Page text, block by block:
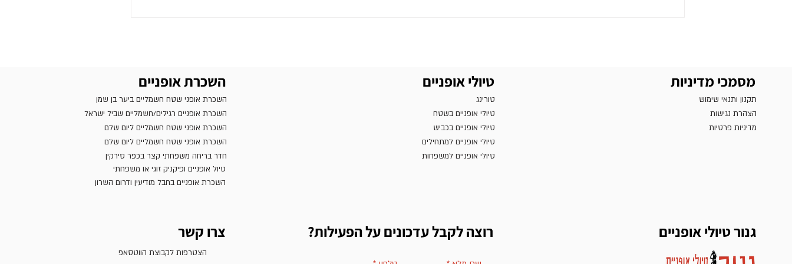
השכרת אופניים
השכרת אופני שטח חשמליים ביער בן שמן
השכרת אופניים רגילים/חשמליים שביל ישראל
השכרת אופני שטח חשמליים ליום שלם
השכרת אופני שטח חשמליים ליום שלם
חדר בריחה משפחתי קצר בכפר סירקין
טיול אופניים ופיקניק זוגי או משפחתי
השכרת אופניים בחבל מודיעין ודרום השרון
טיולי אופניים
טורינג
טיולי אופניים בשטח
טיולי אופניים בכביש
טיולי אופניים למתחילים
טיולי אופניים למשפחות
מסמכי מדיניות
תקנון ותנאי שימוש
הצהרת נגישות
מדיניות פרטיות
צרו קשר
הצטרפות לקבוצת הווטסאפ
רוצה לקבל עדכונים על הפעילות? גנור טיולי אופניים